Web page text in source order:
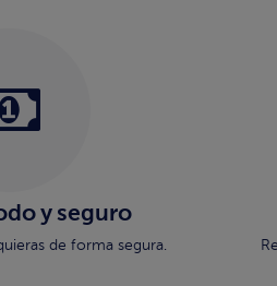
y seguro
de forma segura.